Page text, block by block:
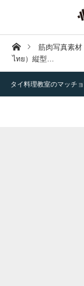
ホーム筋肉写真素材
ไทย）縦型…
タイ料理教室のマッチ